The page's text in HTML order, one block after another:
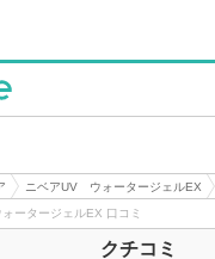
ニベアUV ウォータージェルEX
ータージェルEX 口コミ
クチコミ